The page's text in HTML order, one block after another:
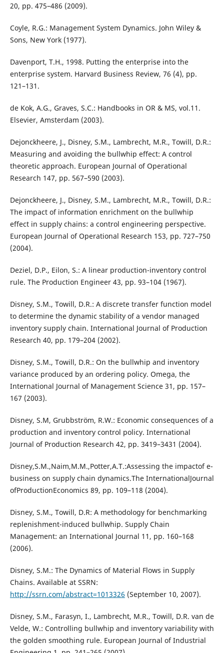
20, pp. 475–486 (2009).
Coyle, R.G.: Management System Dynamics. John Wiley &
Sons, New York (1977).
Davenport, T.H., 1998. Putting the enterprise into the
enterprise system. Harvard Business Review, 76 (4), pp.
121–131.
de Kok, A.G., Graves, S.C.: Handbooks in OR & MS, vol.11.
Elsevier, Amsterdam (2003).
Dejonckheere, J., Disney, S.M., Lambrecht, M.R., Towill, D.R.:
Measuring and avoiding the bullwhip effect: A control
theoretic approach. European Journal of Operational
Research 147, pp. 567–590 (2003).
Dejonckheere, J., Disney, S.M., Lambrecht, M.R., Towill, D.R.:
The impact of information enrichment on the bullwhip
effect in supply chains: a control engineering perspective.
European Journal of Operational Research 153, pp. 727–750
(2004).
Deziel, D.P., Eilon, S.: A linear production-inventory control
rule. The Production Engineer 43, pp. 93–104 (1967).
Disney, S.M., Towill, D.R.: A discrete transfer function model
to determine the dynamic stability of a vendor managed
inventory supply chain. International Journal of Production
Research 40, pp. 179–204 (2002).
Disney, S.M., Towill, D.R.: On the bullwhip and inventory
variance produced by an ordering policy. Omega, the
International Journal of Management Science 31, pp. 157–
167 (2003).
Disney, S.M, Grubbström, R.W.: Economic consequences of a
production and inventory control policy. International
Journal of Production Research 42, pp. 3419–3431 (2004).
Disney,S.M.,Naim,M.M.,Potter,A.T.:Assessing the impactof e-
business on supply chain dynamics.The InternationalJournal
ofProductionEconomics 89, pp. 109–118 (2004).
Disney, S.M., Towill, D.R: A methodology for benchmarking
replenishment-induced bullwhip. Supply Chain
Management: an International Journal 11, pp. 160–168
(2006).
Disney, S.M.: The Dynamics of Material Flows in Supply
Chains. Available at SSRN:
http://ssrn.com/abstract=1013326 (September 10, 2007).
Disney, S.M., Farasyn, I., Lambrecht, M.R., Towill, D.R. van de
Velde, W.: Controlling bullwhip and inventory variability with
the golden smoothing rule. European Journal of Industrial